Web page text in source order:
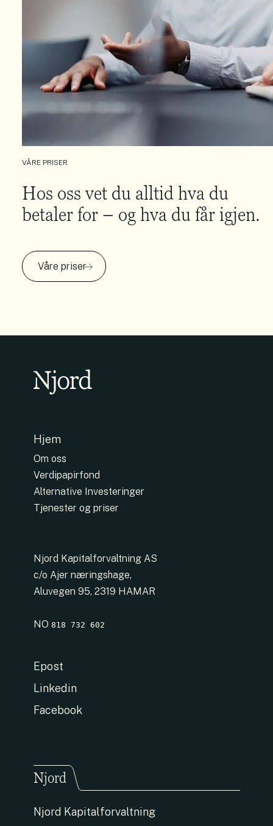
VÅRE PRISER
Hos oss vet du alltid hva du
betaler for – og hva du får igjen.
Våre priser
Hjem
Om oss
Verdipapirfond
Alternative Investeringer
Tjenester og priser
Njord Kapitalforvaltning AS
c/o Ajer næringshage,
Aluvegen 95, 2319 HAMAR
NO 818 732 602
Epost
Linkedin
Facebook
Njord
Njord Kapitalforvaltning